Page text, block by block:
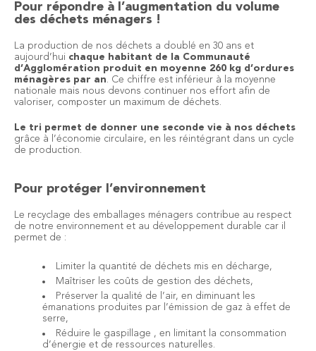
Pour répondre à l’augmentation du volume
des déchets ménagers !
La production de nos déchets a doublé en 30 ans et
aujourd’hui chaque habitant de la Communauté
d’Agglomération produit en moyenne 260 kg d’ordures
ménagères par an. Ce chiffre est inférieur à la moyenne
nationale mais nous devons continuer nos effort afin de
valoriser, composter un maximum de déchets.
Le tri permet de donner une seconde vie à nos déchets
grâce à l’économie circulaire, en les réintégrant dans un cycle
de production.
Pour protéger l’environnement
Le recyclage des emballages ménagers contribue au respect
de notre environnement et au développement durable car il
permet de :
Limiter la quantité de déchets mis en décharge,
Maîtriser les coûts de gestion des déchets,
Préserver la qualité de l’air, en diminuant les
émanations produites par l’émission de gaz à effet de
serre,
Réduire le gaspillage , en limitant la consommation
d’énergie et de ressources naturelles.